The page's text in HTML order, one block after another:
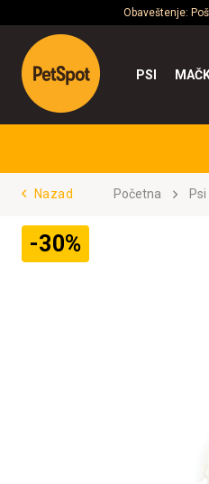
Obaveštenje:
PSI
Nazad Početna Psi
-30%